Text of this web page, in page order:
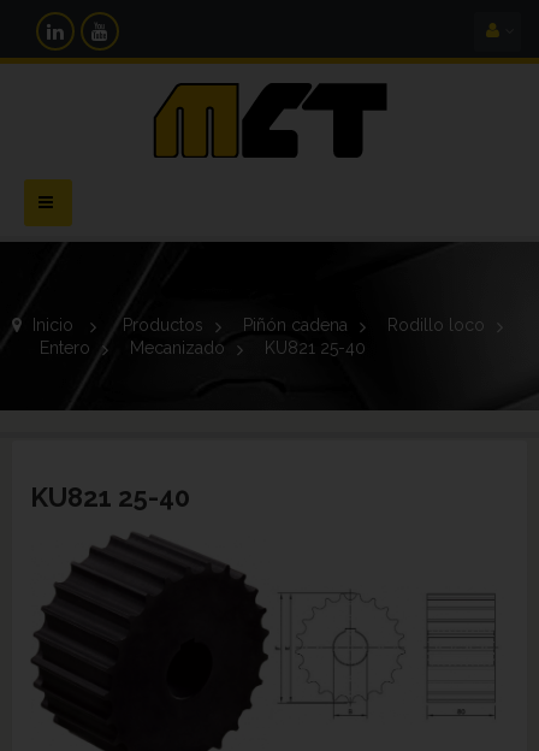
Navegación
Toggle
Inicio > Productos > Piñón cadena >
Rodillo loco
Entero > Mecanizado > KU821 25-40
KU821 25-40